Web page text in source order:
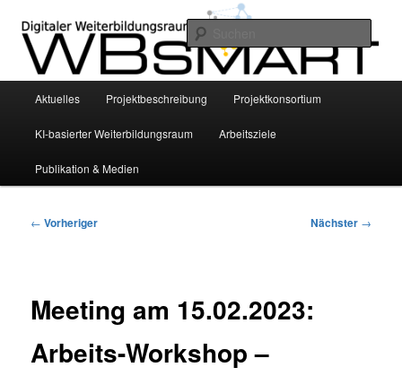
primären
Inhalt
springenWBsmart
INVITE Project – Bildungswissenschaftliche Grundlegung eines smarten KI-
basierten digitalen Weiterbildungsraums für die Altenhilfe mittels
personalisierter Empfehlungssysteme
Aktuelles Projektbeschreibung Projektkonsortium
KI-basierter Weiterbildungsraum Arbeitsziele
Publikation & Medien
Beitragsnavigation
← Vorheriger Nächster →
Meeting am 15.02.2023:
Arbeits-Workshop –